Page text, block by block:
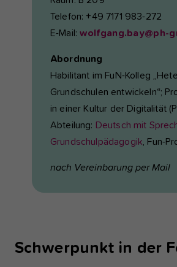
Telefon: +49 7171 983-272
E-Mail:wolfgang.bay@ph-
Abordnung
Habilitant im FuN-Kolleg
Grundschulen entwickeln“;
in einer Kultur der Digitalität
Abteilung: Deutsch mit
Grundschulpädagogik , Fun-
nach Vereinbarung per Mail
Schwerpunkt in der